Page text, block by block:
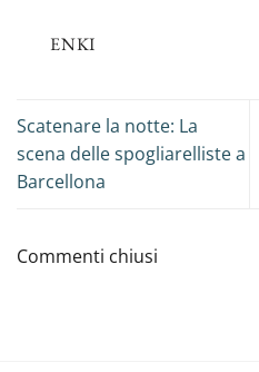
ENKI
Scatenare la notte: La
scena delle spogliarelliste a
Barcellona
Commenti chiusi